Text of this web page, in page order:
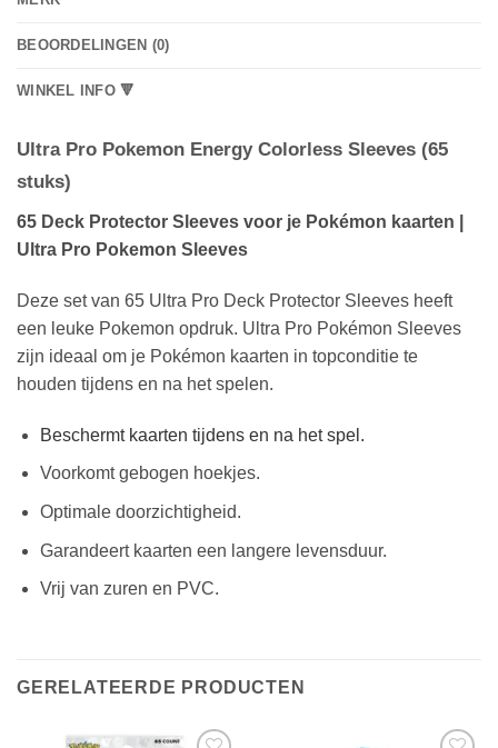
BEOORDELINGEN (0)
WINKEL INFO 🔻
Ultra Pro Pokemon Energy Colorless Sleeves (65
stuks)
65 Deck Protector Sleeves voor je Pokémon kaarten |
Ultra Pro Pokemon Sleeves
Deze set van 65 Ultra Pro Deck Protector Sleeves heeft
een leuke Pokemon opdruk. Ultra Pro Pokémon Sleeves
zijn ideaal om je Pokémon kaarten in topconditie te
houden tijdens en na het spelen.
Beschermt kaarten tijdens en na het spel.
Voorkomt gebogen hoekjes.
Optimale doorzichtigheid.
Garandeert kaarten een langere levensduur.
Vrij van zuren en PVC.
GERELATEERDE PRODUCTEN